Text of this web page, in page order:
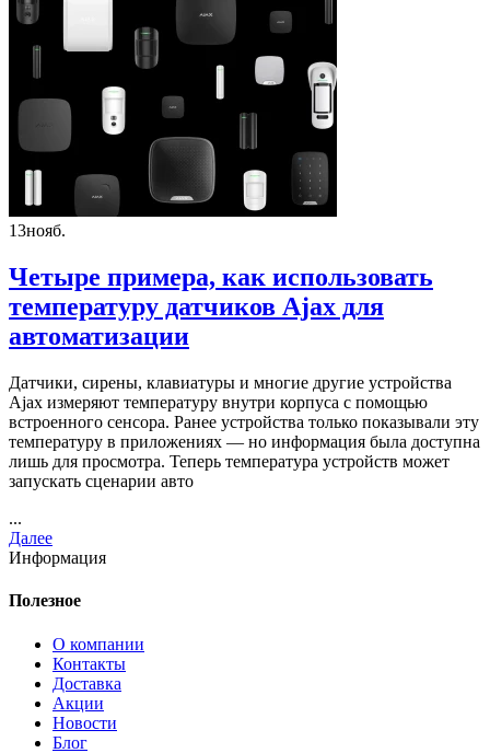
13нояб.
Четыре примера, как использовать
температуру датчиков Ajax для
автоматизации
Датчики, сирены, клавиатуры и многие другие устройства
Ajax измеряют температуру внутри корпуса с помощью
встроенного сенсора. Ранее устройства только показывали эту
температуру в приложениях — но информация была доступна
лишь для просмотра. Теперь температура устройств может
запускать сценарии авто
...
Далее
Информация
Полезное
О компании
Контакты
Доставка
Акции
Новости
Блог